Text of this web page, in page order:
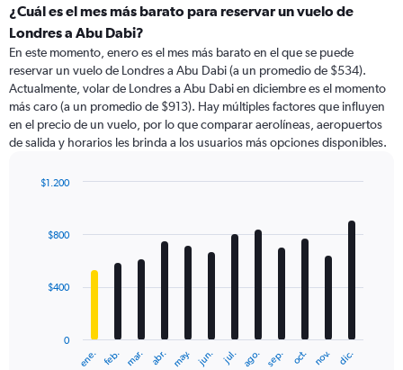
categories.
Range:
categories.
The
chart
has
1
Y
displaying
¿Cuál es el mes más barato para reservar un vuelo de
Londres a Abu Dabi?
En este momento, enero es el mes más barato en el que se puede
reservar un vuelo de Londres a Abu Dabi (a un promedio de $534).
Actualmente, volar de Londres a Abu Dabi en diciembre es el momento
más caro (a un promedio de $913). Hay múltiples factores que influyen
en el precio de un vuelo, por lo que comparar aerolíneas, aeropuertos
de salida y horarios les brinda a los usuarios más opciones disponibles.
with
The
ene. feb. mar. abr. may. jun. jul. ago. sep. oct. nov. dic.
0
$400
$800
$1.200